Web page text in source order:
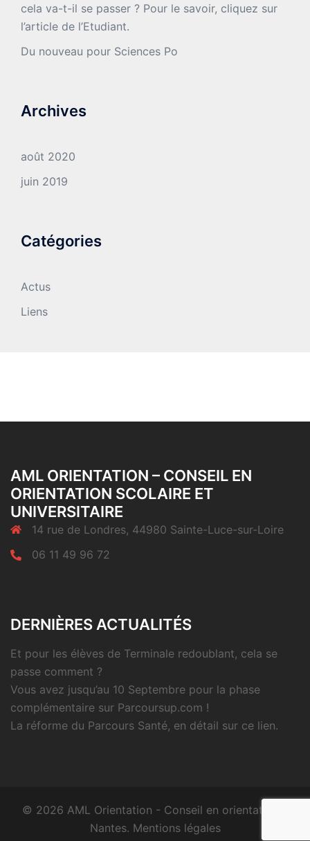
cela va-t-il se passer ? Pour le savoir, cliquez sur
l’article de l’Etudiant.
Du nouveau pour Sciences Po
Archives
août 2020
juin 2019
Catégories
Actus
Liens
AML ORIENTATION – CONSEIL EN
ORIENTATION SCOLAIRE ET
UNIVERSITAIRE
14 rue de Londres, 44980 Sainte-Luce-sur-Loire
06 11 49 96 72
DERNIÈRES ACTUALITÉS
Et pour les élèves de Terminale redoublant, cela se
passe comment ?
Vous avez jusqu’au 10 Septembre pour la phase
complémentaire sur Parcoursup.com !
La réforme du Parcours Santé, en détail sur ce lien.
© 2026 AML Orientation - Conseil en orientation à
Nantes. Mentions légales